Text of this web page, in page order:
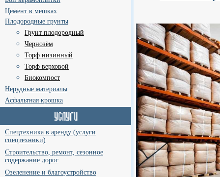
Цемент в мешках
Плодородные грунты
Грунт плодородный
Чернозём
Торф низинный
Торф верховой
Биокомпост
Нерудные материалы
Асфальтная крошка
Спецтехника в аренду (услуги
спецтехники)
Строительство, ремонт, сезонное
содержание дорог
Озеленение и благоустройство